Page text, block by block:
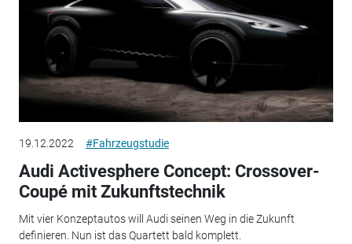
19.12.2022 #Fahrzeugstudie
Audi Activesphere Concept: Crossover-
Coupé mit Zukunftstechnik
Mit vier Konzeptautos will Audi seinen Weg in die Zukunft
definieren. Nun ist das Quartett bald komplett.